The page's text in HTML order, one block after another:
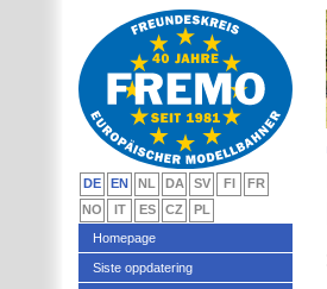
DE EN NL DA SV FI
FR
NO
IT ES CZ
PL
Homepage
Siste oppdatering